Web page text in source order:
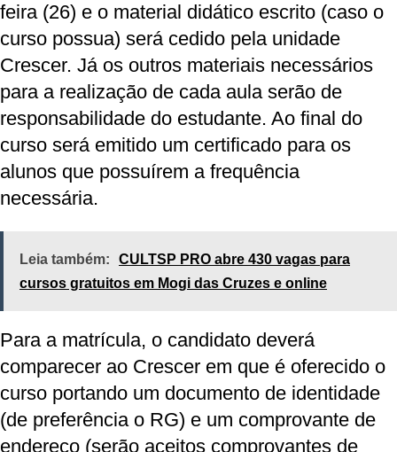
feira (26) e o material didático escrito (caso o
curso possua) será cedido pela unidade
Crescer. Já os outros materiais necessários
para a realização de cada aula serão de
responsabilidade do estudante. Ao final do
curso será emitido um certificado para os
alunos que possuírem a frequência
necessária.
Leia também:
CULTSP PRO abre 430 vagas para
cursos gratuitos em Mogi das Cruzes e online
Para a matrícula, o candidato deverá
comparecer ao Crescer em que é oferecido o
curso portando um documento de identidade
(de preferência o RG) e um comprovante de
endereço (serão aceitos comprovantes de